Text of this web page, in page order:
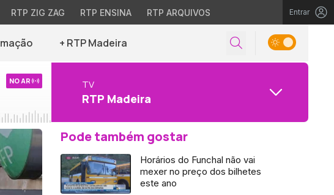
RTP ZIG ZAG RTP ENSINA RTP ARQUIVOS Entrar
+ RTP Madeira
NO AR TV
RTP Madeira
Pode também gostar
Horários do Funchal não vai
mexer no preço dos bilhetes
este ano